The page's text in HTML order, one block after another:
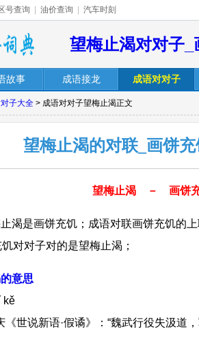
号查询 油价查询 汽车时刻
望梅止渴对对子
故事 成语接龙 成语对对子
子大全 > 成语对对子望梅止渴正文
望梅止渴的对联_画饼
望梅止渴 － 画饼
渴是画饼充饥；成语对联画饼充饥的
对对子对的是望梅止渴；
意思
kě
《世说新语·假谲》：“魏武行役失汲道